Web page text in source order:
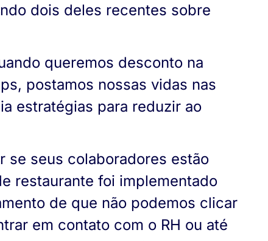
dois deles recentes sobre
queremos desconto na
postamos nossas vidas nas
estratégias para reduzir ao
se seus colaboradores estão
restaurante foi implementado
de que não podemos clicar
em contato com o RH ou até